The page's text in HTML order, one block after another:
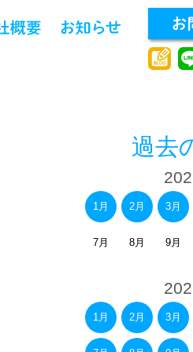
過去
1月 2月 3月
7月 8月 9月
1月 2月 3月